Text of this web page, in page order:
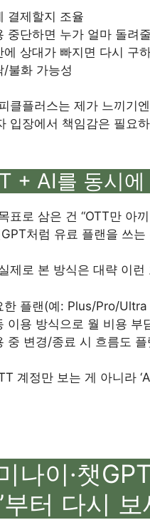
결제할지 조율
중단하면 누가 얼마 돌려
에 상대가 빠지면 다시 구
/불화 가능성
클플러스는 제가 느끼기
입장에서 책임감은 필요
+ AI를 동시
표로 삼은 건 “OTT만 아
처럼 유료 플랜을 쓰
제로 본 방식은 대략 이런
한 플랜(예: Plus/Pro/Ultra
이용 방식으로 월 비용 부
중 변경/종료 시 흐름도
계정만 보는 게 아니라
나이·챗
부터 다시 보